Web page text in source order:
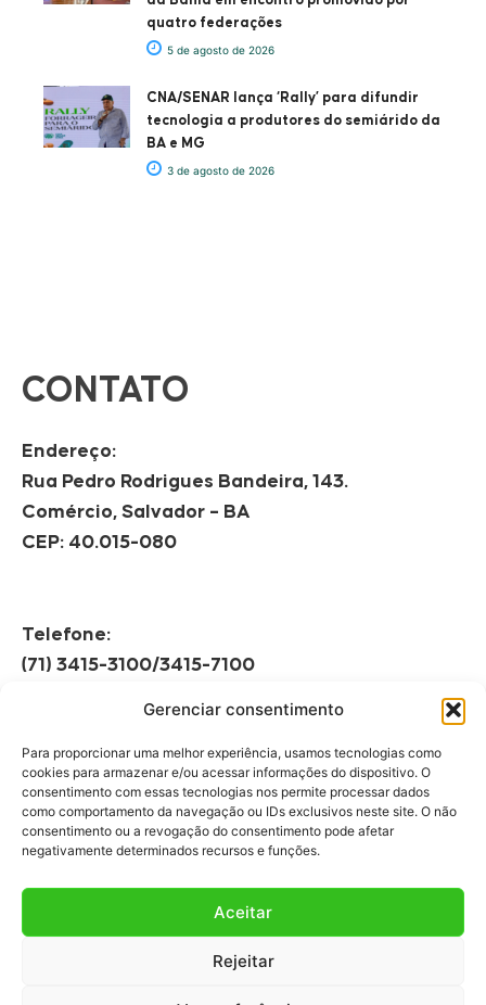
Gerenciar consentimento
Para proporcionar uma melhor experiência, usamos tecnologias como
cookies para armazenar e/ou acessar informações do dispositivo. O
consentimento com essas tecnologias nos permite processar dados
como comportamento da navegação ou IDs exclusivos neste site. O não
consentimento ou a revogação do consentimento pode afetar
negativamente determinados recursos e funções.
Aceitar
Rejeitar
quatro federações
5 de agosto de 2026
CNA/SENAR lança ‘Rally’ para difundir
tecnologia a produtores do semiárido da
BA e MG
3 de agosto de 2026
CONTATO
Endereço:
Rua Pedro Rodrigues Bandeira, 143.
Comércio, Salvador – BA
CEP: 40.015-080
Telefone:
(71) 3415-3100/3415-7100
Horário de Funcionamento:
08h às 12h | 13h às 17h